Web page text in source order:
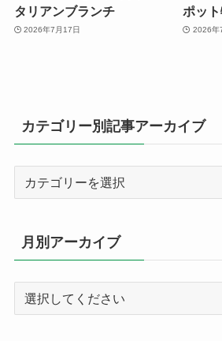
タリアンブランチ
2026年7月17日
ポット
2026年
カテゴリー別記事アーカイブ
リ
ー
記
事
月別アーカイブ